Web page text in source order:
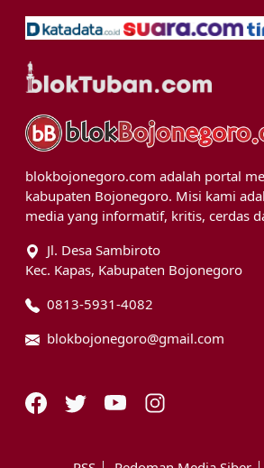
blokbojonegoro.com adalah portal
kabupaten Bojonegoro. Misi kami
media yang informatif, kritis, cerdas
Jl. Desa Sambiroto
Kec. Kapas, Kabupaten Bojonegoro
0813-5931-4082
blokbojonegoro@gmail.com